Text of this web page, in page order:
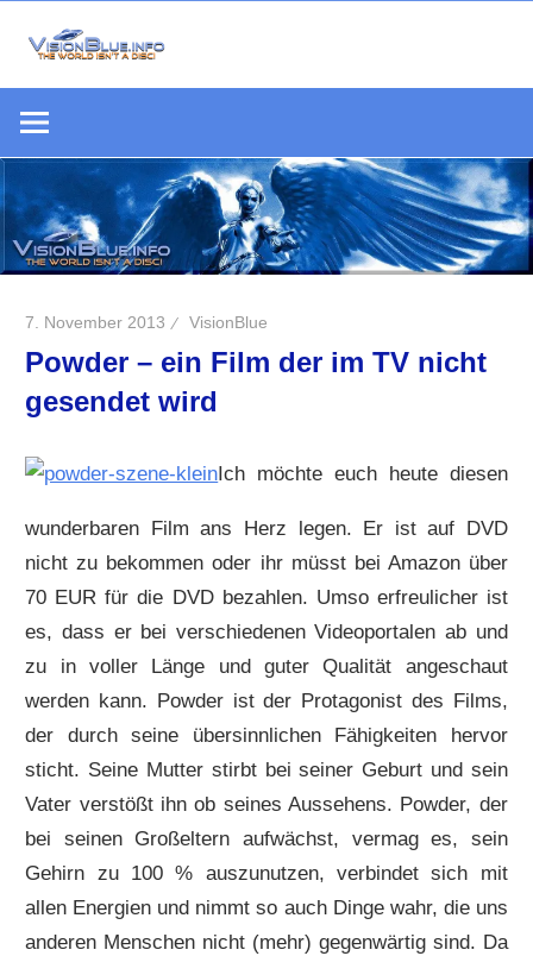
Inhalt
springen
Welt
Scheibe
7. November 2013 VisionBlue
Powder – ein Film der im TV nicht
gesendet wird
Ich möchte euch heute diesen
wunderbaren Film ans Herz legen. Er ist auf DVD
nicht zu bekommen oder ihr müsst bei Amazon über
70 EUR für die DVD bezahlen. Umso erfreulicher ist
es, dass er bei verschiedenen Videoportalen ab und
zu in voller Länge und guter Qualität angeschaut
werden kann. Powder ist der Protagonist des Films,
der durch seine übersinnlichen Fähigkeiten hervor
sticht. Seine Mutter stirbt bei seiner Geburt und sein
Vater verstößt ihn ob seines Aussehens. Powder, der
bei seinen Großeltern aufwächst, vermag es, sein
Gehirn zu 100 % auszunutzen, verbindet sich mit
allen Energien und nimmt so auch Dinge wahr, die uns
anderen Menschen nicht (mehr) gegenwärtig sind. Da